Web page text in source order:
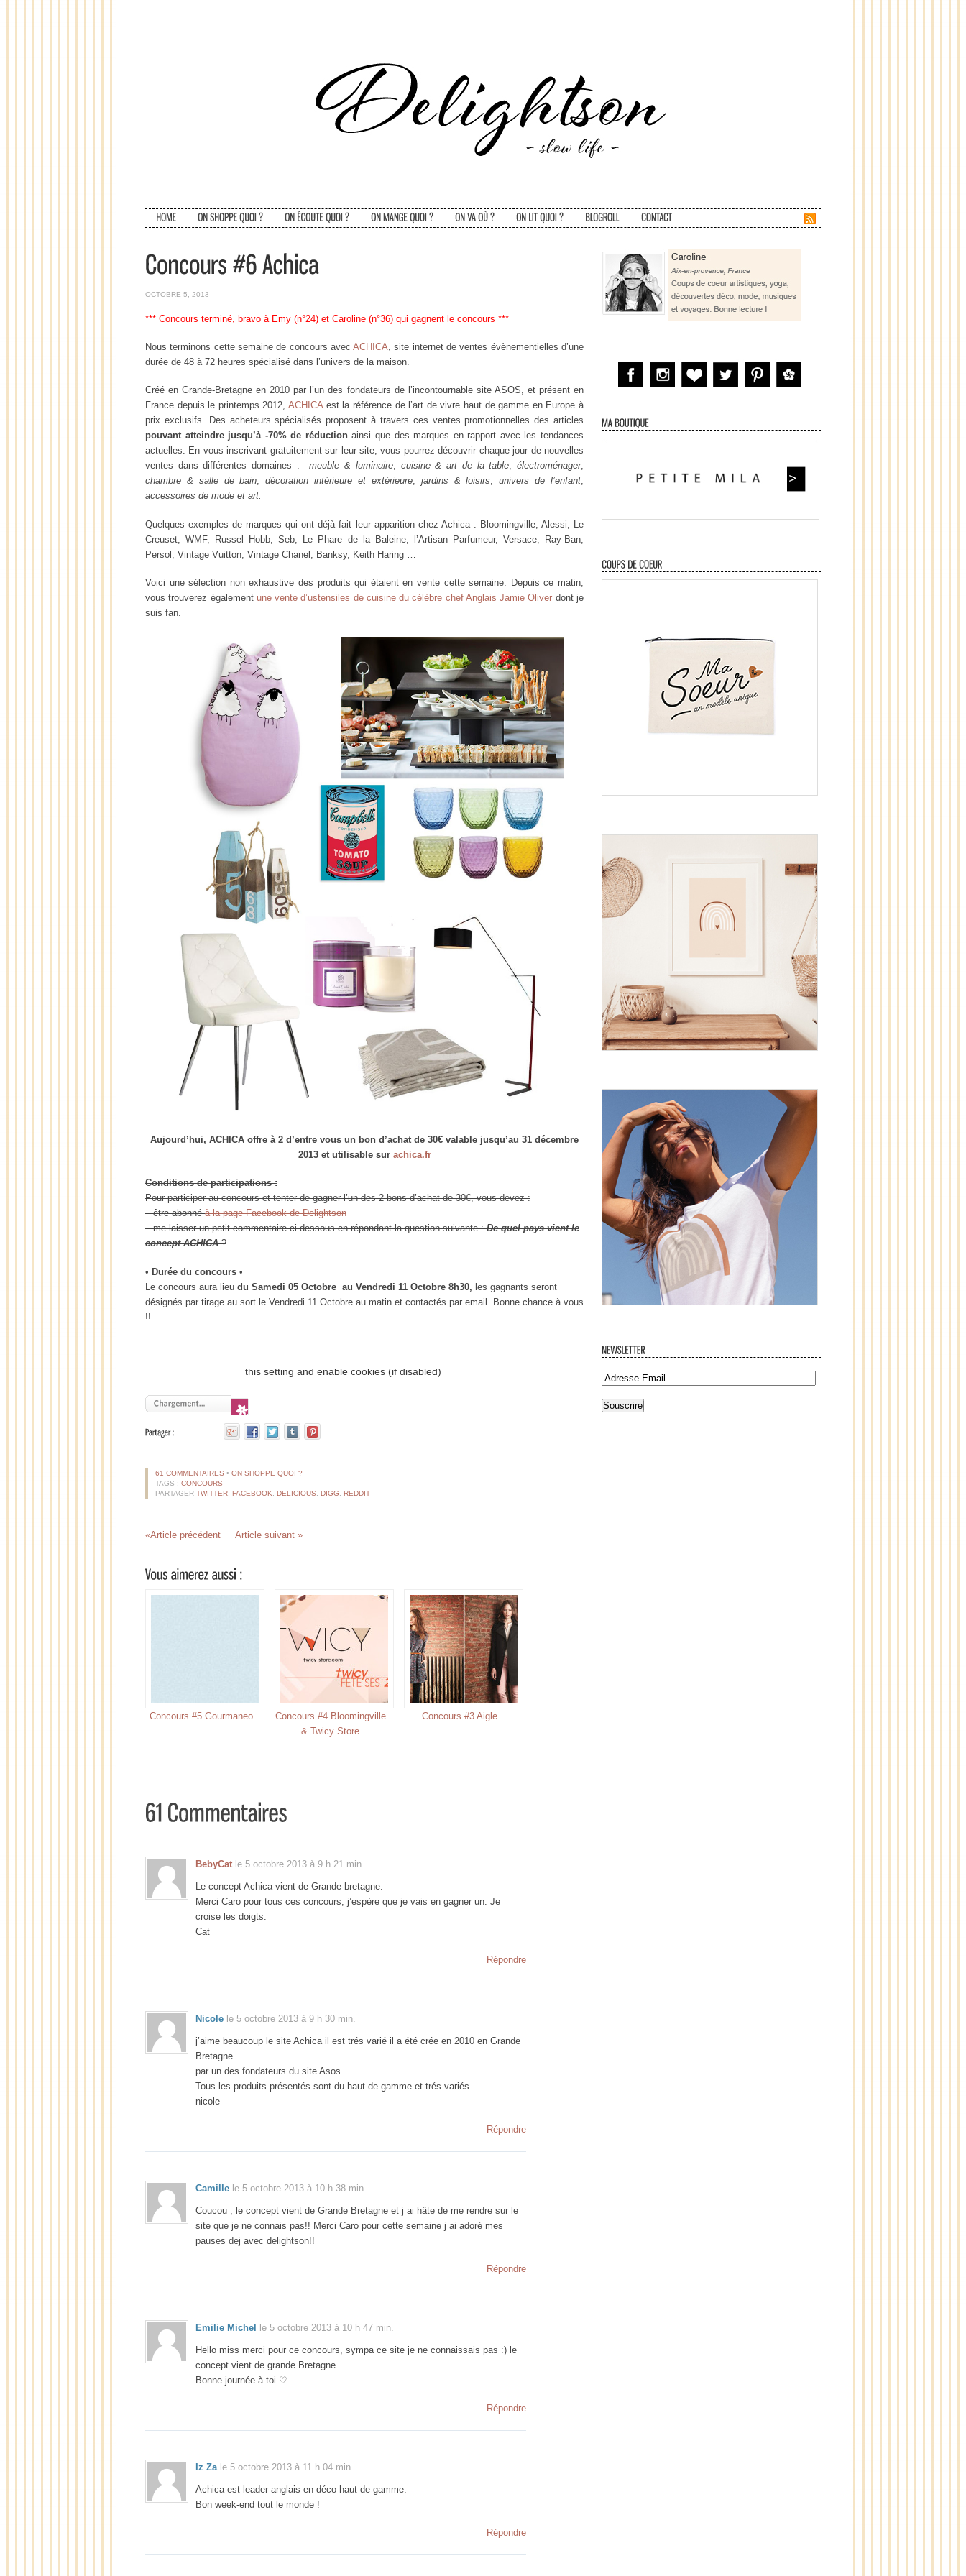
OCTOBRE 5, 2013
*** Concours terminé, bravo à Emy (n°24) et Caroline (n°36) qui gagnent le concours ***
Nous terminons cette semaine de concours avecACHICA, site internet de ventes évènementielles d’une
durée de 48 à 72 heures spécialisé dans l’univers de la maison.
Créé en Grande-Bretagne en 2010 par l’un des fondateurs de l’incontournable site ASOS, et présent en
France depuis le printemps 2012,ACHICAest la référence de l’art de vivre haut de gamme en Europe à
prix exclusifs. Des acheteurs spécialisés proposent à travers ces ventes promotionnelles des articles
pouvant atteindre jusqu’à -70% de réductionainsi que des marques en rapport avec les tendances
actuelles. En vous inscrivant gratuitement sur leur site, vous pourrez découvrir chaque jour de nouvelles
ventes dans différentes domaines :meuble & luminaire, cuisine & art de la table,électroménager,
chambre & salle de bain,décoration intérieure et extérieure, jardins & loisirs,univers de l’enfant,
accessoires de mode et art.
Quelques exemples de marques qui ont déjà fait leur apparition chez Achica : Bloomingville, Alessi, Le
Creuset, WMF, Russel Hobb, Seb, Le Phare de la Baleine, l’Artisan Parfumeur, Versace, Ray-Ban,
Persol, Vintage Vuitton, Vintage Chanel, Banksy, Keith Haring …
Voici une sélection non exhaustive des produits qui étaient en vente cette semaine. Depuis ce matin,
vous trouverez également une vente d’ustensiles de cuisine du célèbre chef Anglais Jamie Oliver dont je
suis fan.
Aujourd’hui, ACHICA offre à 2 d’entre vous un bon d’achat de 30€ valable jusqu’au 31 décembre
2013 et utilisable surachica.fr
Conditions de participations :
Pour participer au concours et tenter de gagner l’un des 2 bons d’achat de 30€, vous devez :
– être abonnéà la page Facebook de Delightson
– me laisser un petit commentaire ci-dessous en répondant la question suivante :Dequel pays vient le
concept ACHICA?
• Durée du concours •
Le concours aura lieu du Samedi 05 Octobre au Vendredi 11 Octobre 8h30, les gagnants seront
désignés par tirage au sort le Vendredi 11 Octobre au matin et contactés par email. Bonne chance à vous
!!
61 COMMENTAIRES • ON SHOPPE QUOI ?
TAGS : CONCOURS
PARTAGER TWITTER FACEBOOK DELICIOUS DIGG REDDIT
«Article précédent Article suivant »
Concours #5 Gourmaneo
Concours #4 Bloomingville
& Twicy Store
Concours #3 Aigle
BebyCat le 5 octobre 2013 à 9 h 21 min.
Le concept Achica vient de Grande-bretagne.
Merci Caro pour tous ces concours, j’espère que je vais en gagner un. Je
croise les doigts.
Cat
Répondre
Nicole le 5 octobre 2013 à 9 h 30 min.
j’aime beaucoup le site Achica il est trés varié il a été crée en 2010 en Grande
Bretagne
par un des fondateurs du site Asos
Tous les produits présentés sont du haut de gamme et trés variés
nicole
Répondre
Camille le 5 octobre 2013 à 10 h 38 min.
Coucou , le concept vient de Grande Bretagne et j ai hâte de me rendre sur le
site que je ne connais pas!! Merci Caro pour cette semaine j ai adoré mes
pauses dej avec delightson!!
Répondre
Emilie Michel le 5 octobre 2013 à 10 h 47 min.
Hello miss merci pour ce concours, sympa ce site je ne connaissais pas :) le
concept vient de grande Bretagne
Bonne journée à toi ♡
Répondre
Iz Zale 5 octobre 2013 à 11 h 04 min.
Achica est leader anglais en déco haut de gamme.
Bon week-end tout le monde !
Répondre